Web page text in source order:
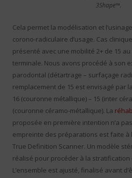
3Shape™.
Cela permet la modélisation et
corono-radiculaire d’usage. Cas
présenté avec une mobilité 2+ de 15
terminale. Nous avons procédé à son
parodontal (détartrage – surfaçage
remplacement de 15 est envisagé par
16 (couronne métallique) – 15 (inter
(couronne céramo-métallique). La
proposée en première intention n’a
empreinte des préparations est faite à
True Definition Scanner. Un modèle
réalisé pour procéder à la stratification
L’ensemble est ajusté, finalisé avant